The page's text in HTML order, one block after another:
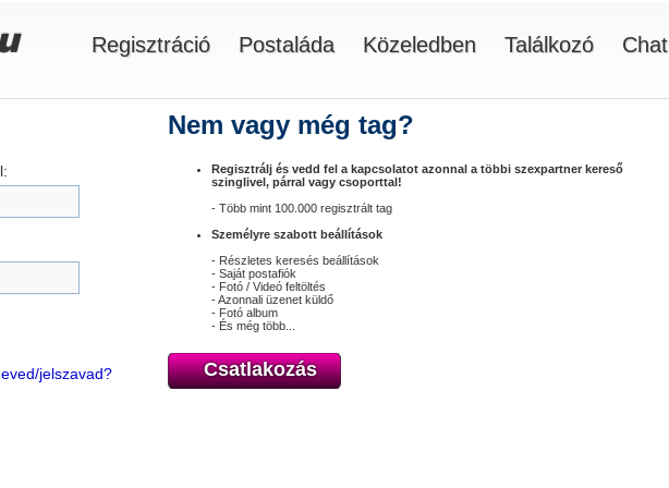
Regisztráció Postaláda Közeledben Találkozó Chat
jelszavad?
Nem vagy még tag?
Regisztrálj és vedd fel a kapcsolatot azonnal a többi szexpartner kereső
szinglivel, párral vagy csoporttal!
- Több mint 100.000 regisztrált tag
Személyre szabott beállítások
- Részletes keresés beállítások
- Saját postafiók
- Fotó / Videó feltöltés
- Azonnali üzenet küldő
- Fotó album
- És még több...
Csatlakozás